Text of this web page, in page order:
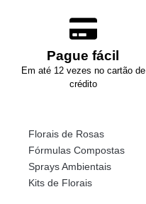
Pague fácil
Em até 12 vezes no cartão de
crédito
Florais de Rosas
Fórmulas Compostas
Sprays Ambientais
Kits de Florais